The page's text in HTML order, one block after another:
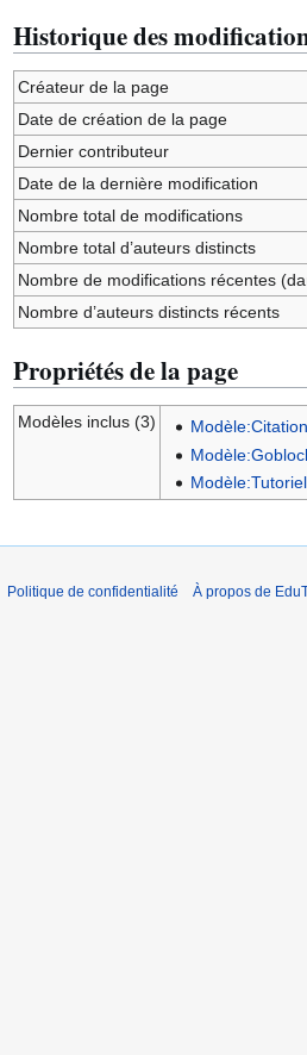
Historique des
Créateur de la page
Date de création de la page
Dernier contributeur
Date de la dernière modification
Nombre total de modifications
Nombre total d’auteurs distincts
Nombre de modifications récentes
Nombre d’auteurs distincts récents
Propriétés de la page
Modèles inclus (3)
Modèle:Tutoriel
Politique de confidentialité À propos de